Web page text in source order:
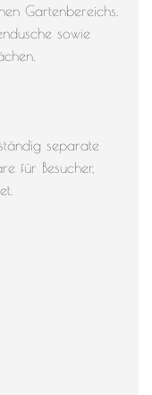
Gartenbereichs.
sowie
separate
für Besucher,